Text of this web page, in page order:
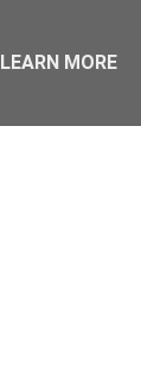
LEARN MORE